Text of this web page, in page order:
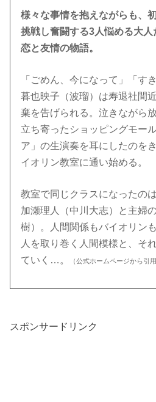
様々な事情を抱えながらも、
挑戦し奮闘する3人悩める大人
恋と友情の物語。
「ごめん、今になって」「す
暮也映子（波瑠）は寿退社間
棄を告げられる。泣きながら
立ち寄ったショッピングモー
ア」の生演奏を耳にしたのを
イオリン教室に通い始める。
教室で同じクラスになったの
加瀬理人（中川大志）と主婦
樹）。人間関係もバイオリン
人を取り巻く人間模様と、そ
ていく…。
（公式ホームページから引用
スポンサードリンク